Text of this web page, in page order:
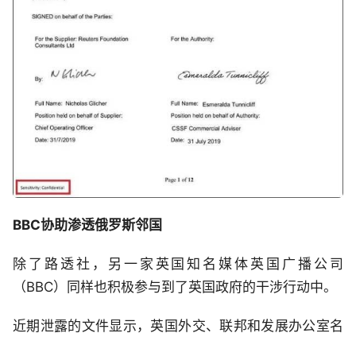
BBC协助渗透俄罗斯邻国
除了路透社，另一家英国知名媒体英国广播公司
（BBC）同样也积极参与到了英国政府的干涉行动中。
近期泄露的文件显示，英国外交、联邦和发展办公室名